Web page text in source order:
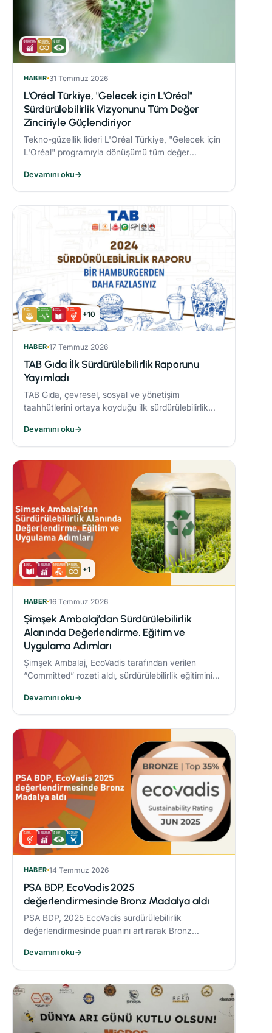
HABER 31 Temmuz 2026
L'Oréal Türkiye, "Gelecek için L'Oréal"
Sürdürülebilirlik Vizyonunu Tüm Değer
Zinciriyle Güçlendiriyor
Tekno-güzellik lideri L'Oréal Türkiye, "Gelecek için
L'Oréal" programıyla dönüşümü tüm değer
Devamını oku→
+10
HABER 17 Temmuz 2026
TAB Gıda İlk Sürdürülebilirlik Raporunu
Yayımladı
TAB Gıda, çevresel, sosyal ve yönetişim
taahhütlerini ortaya koyduğu ilk sürdürülebilirlik
olan bağlılığını ortaya koydu.
Devamını oku→
+1
HABER 16 Temmuz 2026
Şimşek Ambalaj’dan Sürdürülebilirlik
Alanında Değerlendirme, Eğitim ve
Uygulama Adımları
Şimşek Ambalaj, EcoVadis tarafından verilen
“Committed” rozeti aldı, sürdürülebilirlik eğitimini
Responsible® Faz-1 sürecini tamamlayarak
ambalaj sektöründe bir ilke imza attı.
Devamını oku→
HABER 14 Temmuz 2026
PSA BDP, EcoVadis 2025
değerlendirmesinde Bronz Madalya aldı
PSA BDP, 2025 EcoVadis sürdürülebilirlik
değerlendirmesinde puanını artırarak Bronz
seviyesine yükseldi ve karbon yönetiminde
‘Leader’ kategorisine yerleşti.
Devamını oku→